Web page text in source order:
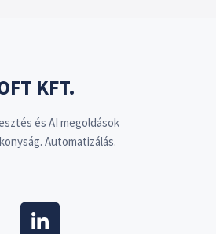
KFT.
és AI megoldások
Automatizálás.